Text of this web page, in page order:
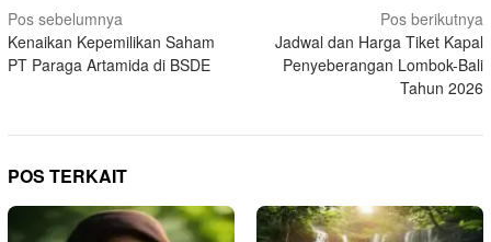
N
a
v
g
a
s
Pos sebelumnya
Kenaikan Kepemilikan Saham
PT Paraga Artamida di BSDE
Pos berikutnya
Jadwal dan Harga Tiket Kapal
Penyeberangan Lombok-Bali
Tahun 2026
POS TERKAIT